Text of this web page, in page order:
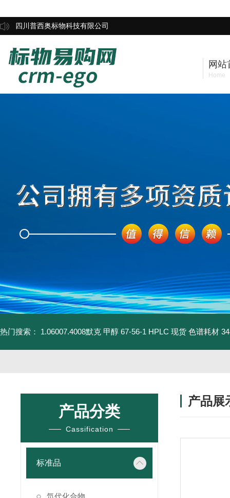
四川普西奥标物科技有限公司
网站
Home
热门搜索： 1.06007.4008默克 甲醇 67-56-1 HPLC 现货 色谱耗材
产品分类
Cassification
标准品
氘代化合物
产品展